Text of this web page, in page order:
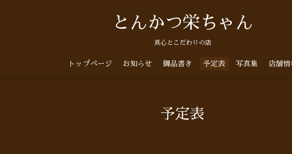
とんかつ栄ちゃん
真心とこだわりの店
トップページ お知らせ 御品書き 予定表 写真集 店舗情
予定表